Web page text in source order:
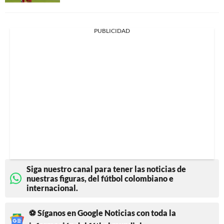
PUBLICIDAD
Siga nuestro canal para tener las noticias de
nuestras figuras, del fútbol colombiano e
internacional.
⚽ Síganos en Google Noticias con toda la